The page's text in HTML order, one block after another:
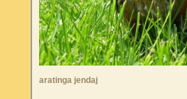
aratinga jendaj